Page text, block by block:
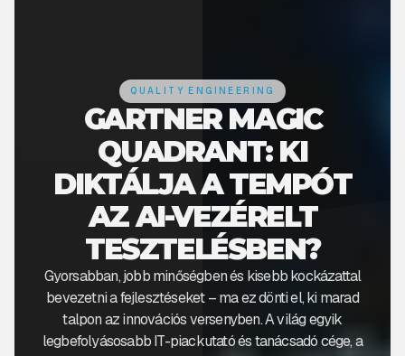
QUALITY ENGINEERING
GARTNER MAGIC
QUADRANT: KI
DIKTÁLJA A TEMPÓT
AZ AI-VEZÉRELT
TESZTELÉSBEN?
Gyorsabban, jobb minőségben és kisebb kockázattal
bevezetni a fejlesztéseket – ma ez dönti el, ki marad
talpon az innovációs versenyben. A világ egyik
legbefolyásosabb IT-piackutató és tanácsadó cége, a